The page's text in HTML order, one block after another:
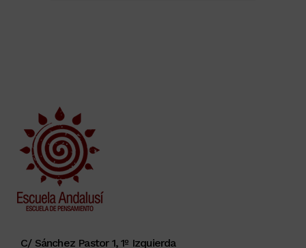
C/ Sánchez Pastor 1, 1º Izquierda